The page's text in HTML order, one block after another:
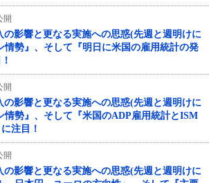
開
の影響と更なる実施への思惑(先週と週明けに
情勢』、そして『明日に米国の雇用統計の発
開
の影響と更なる実施への思惑(先週と週明けに
情勢』、そして『米国のADP雇用統計とISM
注目！
開
の影響と更なる実施への思惑(先週と週明けに